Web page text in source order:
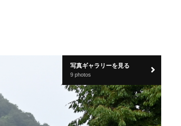
写真ギャラリーを見る
9 photos